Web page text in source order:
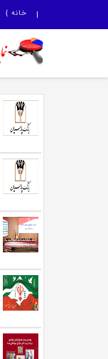
خانه }